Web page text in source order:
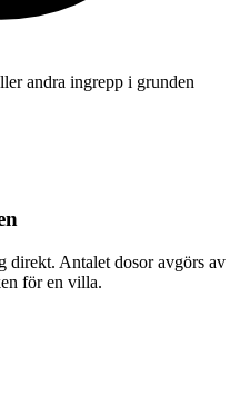
andra ingrepp i grunden
direkt. Antalet dosor avgörs av
för en villa.